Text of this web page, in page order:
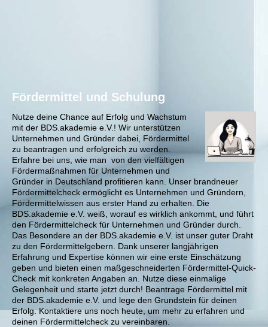
Fördermittel und Schulung
Nutze deine Chance auf Erfolg und Wachstum
mit der BDS.akademie e.V.! Wir unterstützen
Unternehmen und Gründer dabei, Fördermittel
zu beantragen und erfolgreich zu werden.
Erfahre bei uns, wie man von den vielfältigen
Fördermaßnahmen für Unternehmen und
Gründer in Deutschland profitieren kann. Unser brandneuer
Fördermittelcheck ermöglicht es Unternehmen und Gründern,
Fördermittelwissen aus erster Hand zu erhalten. Die
BDS.akademie e.V. weiß, worauf es wirklich ankommt, und führt
den Fördermittelcheck für Unternehmen und Gründer durch.
Das Besondere an der BDS.akademie e.V. ist unser guter Draht
zu den Fördermittelgebern. Dank unserer langjährigen
Erfahrung und Expertise können wir eine erste Einschätzung
geben und bieten einen maßgeschneiderten Fördermittel-Quick-
Check mit konkreten Angaben an. Nutze diese einmalige
Gelegenheit und starte jetzt durch! Beantrage Fördermittel mit
der BDS.akademie e.V. und lege den Grundstein für deinen
Erfolg. Kontaktiere uns noch heute, um mehr zu erfahren und
deinen Fördermittelcheck zu vereinbaren.